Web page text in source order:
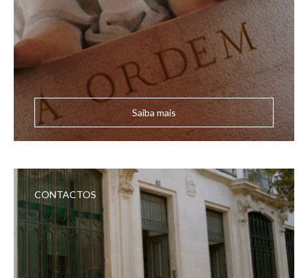
Saiba mais
CONTACTOS